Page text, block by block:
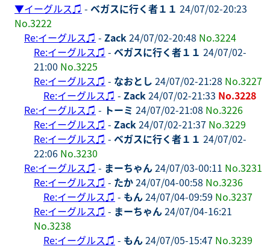
▼イーグルス♫ - ベガスに行く者１１ 24/07/02-20:23
No.3222
Re:イーグルス♫ - Zack24/07/02-20:48 No.3224
Re:イーグルス♫ - ベガスに行く者１１ 24/07/02-
21:00 No.3225
Re:イーグルス♫ - なおとし 24/07/02-21:28 No.3227
Re:イーグルス♫ - Zack24/07/02-21:33 No.3228
Re:イーグルス♫ - トーミ 24/07/02-21:08 No.3226
Re:イーグルス♫ - Zack24/07/02-21:37 No.3229
Re:イーグルス♫ - ベガスに行く者１１ 24/07/02-
22:06 No.3230
Re:イーグルス♫ - まーちゃん24/07/03-00:11 No.3231
Re:イーグルス♫ - たか24/07/04-00:58 No.3236
Re:イーグルス♫ - もん24/07/04-09:59 No.3237
Re:イーグルス♫ - まーちゃん24/07/04-16:21
No.3238
Re:イーグルス♫ - もん24/07/05-15:47 No.3239